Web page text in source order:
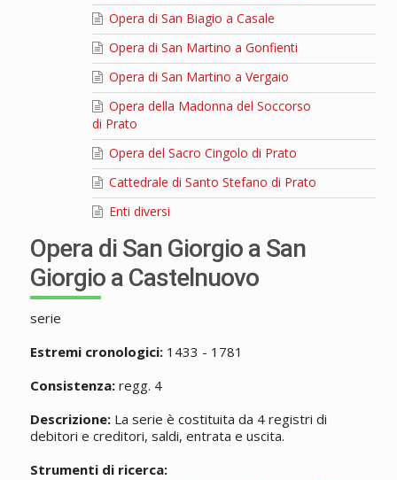
Opera di San Biagio a Casale
Opera di San Martino a Gonfienti
Opera di San Martino a Vergaio
Opera della Madonna del Soccorso
di Prato
Opera del Sacro Cingolo di Prato
Cattedrale di Santo Stefano di Prato
Enti diversi
Opera di San Giorgio a San
Giorgio a Castelnuovo
serie
Estremi cronologici:1433 - 1781
Consistenza:regg. 4
Descrizione:La serie è costituita da 4 registri di
debitori e creditori, saldi, entrata e uscita.
Strumenti di ricerca: